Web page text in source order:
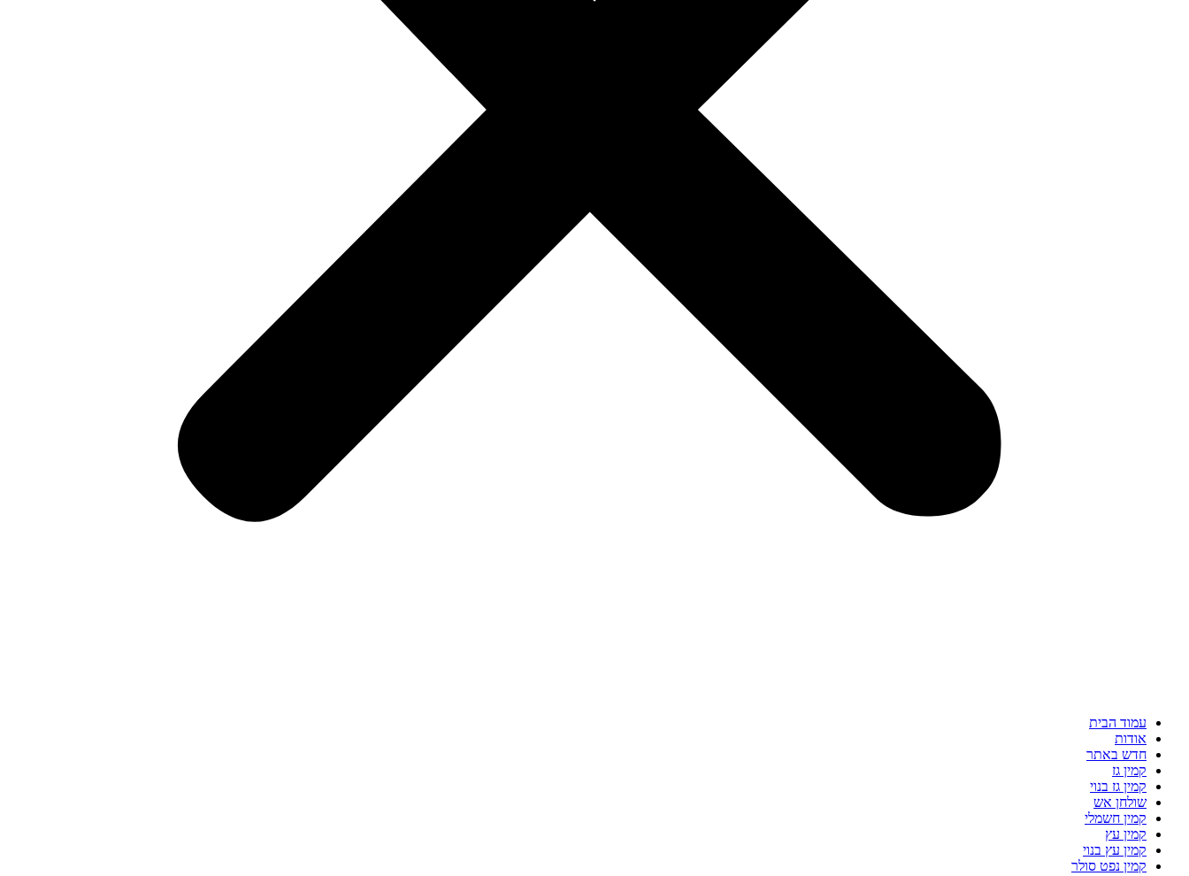
עמוד הבית
אודות
חדש באתר
קמין גז
קמין גז בנוי
שולחן אש
קמין חשמלי
קמין עץ
קמין עץ בנוי
קמין נפט סולר